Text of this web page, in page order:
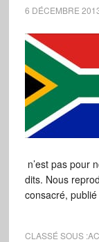
6 DÉCEMBRE
n’est pas pour
dits. Nous
consacré,
CLASSÉ SOUS :